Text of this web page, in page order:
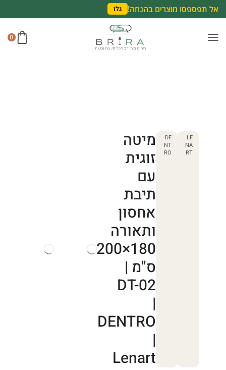
אל תפספסו מוצרים בהנחה! גלו
0
LE
NA
RT
DE
NT
RO
מיטה
זוגית
עם
תיבת
אחסון
ותאורה
180×200
ס"מ |
DT-02
|
DENTRO
|
Lenart